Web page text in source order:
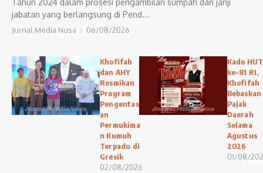
Tahun 2024 dalam prosesi pengambilan sumpah dan janji
jabatan yang berlangsung di Pend...
Jurnal Media Nusa 06/08/2026
Khofifah
dan AHY
Resmikan
Program
Pengentas
an
Permukima
n Kumuh
Terpadu di
Gresik
02/08/2026
Kado HUT
ke-81 RI,
Khofifah
Bebaskan
Pajak
Daerah
Selama
Agustus
2026
01/08/